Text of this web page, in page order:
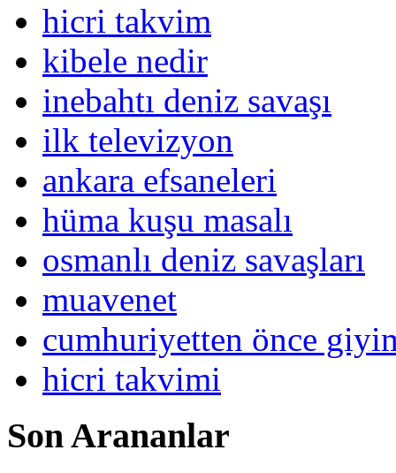
hicri takvim
kibele nedir
inebahtı deniz savaşı
ilk televizyon
ankara efsaneleri
hüma kuşu masalı
osmanlı deniz savaşları
muavenet
cumhuriyetten önce
hicri takvimi
Son Arananlar